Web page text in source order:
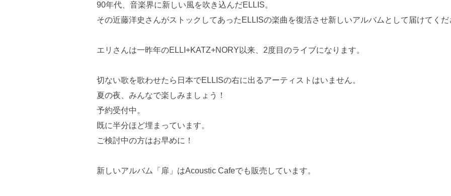
90年代、音楽界に新しい風を吹き込んだELLIS。
その近藤洋史さんがストックしてあったELLISの楽曲を復活させ新しいアルバムとして届けてくだ
エリさんは一昨年のELLI+KATZ+NORY以来、2度目のライブになります。
切ない歌を歌わせたら日本でELLISの右に出るアーティストはいません。
夏の夜、みんなで楽しみましょう！
予約受付中。
既に半分ほど埋まっています。
ご検討中の方はお早めに！
新しいアルバム「扉」はAcoustic Cafeでも販売しています。